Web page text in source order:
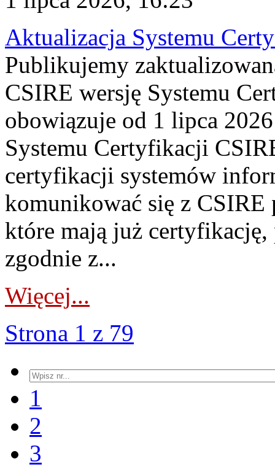
Aktualizacja Systemu
Publikujemy
CSIRE wersję Systemu
obowiązuje od 1 lipca
Systemu Certyfikacji
certyfikacji systemów
komunikować się z
które mają już
zgodnie z...
Więcej...
Strona 1 z 79
1
2
3